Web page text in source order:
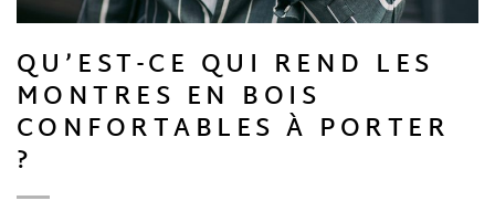
QU’EST-CE QUI REND LES
MONTRES EN BOIS
CONFORTABLES À PORTER
?